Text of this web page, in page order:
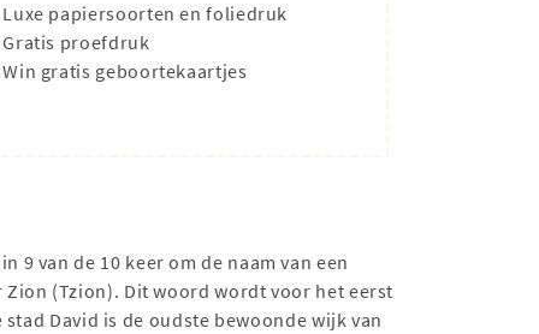
Luxe papiersoorten en foliedruk
Gratis proefdruk
Win gratis geboortekaartjes
9 van de 10 keer om de naam van een
David is de oudste bewoonde wijk van